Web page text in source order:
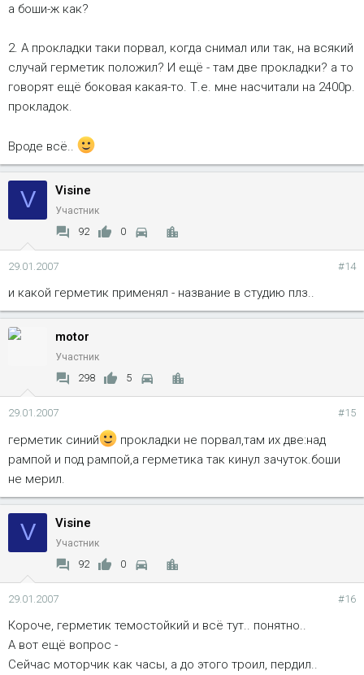
а боши-ж как?
2. А прокладки таки порвал, когда снимал или так, на всякий
случай герметик положил? И ещё - там две прокладки? а то
говорят ещё боковая какая-то. Т.е. мне насчитали на 2400р.
прокладок.
Вроде всё..
V Visine
Участник
92 0
29.01.2007 #14
и какой герметик применял - название в студию плз..
motor
Участник
298 5
29.01.2007 #15
герметик синий
прокладки не порвал,там их две:над
рампой и под рампой,а герметика так кинул зачуток.боши
не мерил.
V Visine
Участник
92 0
29.01.2007 #16
Короче, герметик темостойкий и всё тут.. понятно..
А вот ещё вопрос -
Сейчас моторчик как часы, а до этого троил, пердил..